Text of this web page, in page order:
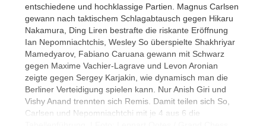
entschiedene und hochklassige Partien. Magnus Carlsen
gewann nach taktischem Schlagabtausch gegen Hikaru
Nakamura, Ding Liren bestrafte die riskante Eröffnung
Ian Nepomniachtchis, Wesley So überspielte Shakhriyar
Mamedyarov, Fabiano Caruana gewann mit Schwarz
gegen Maxime Vachier-Lagrave und Levon Aronian
zeigte gegen Sergey Karjakin, wie dynamisch man die
Berliner Verteidigung spielen kann. Nur Anish Giri und
Vishy Anand trennten sich Remis. Damit teilen sich So,
Carlsen und Nepomniachtchi mit je 4 aus 6 die